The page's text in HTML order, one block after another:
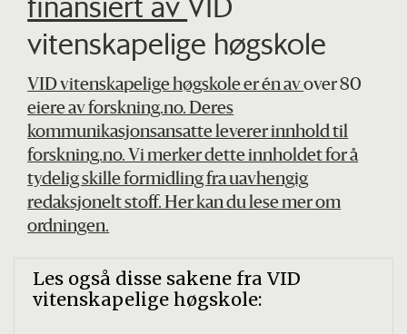
vitenskapelige høgskole
VID vitenskapelige høgskole er én avover 80
eiere av forskning.no. Deres
kommunikasjonsansatte leverer innhold til
forskning.no. Vi merker dette innholdet for å
tydelig skille formidling fra uavhengig
redaksjonelt stoff. Her kan du lese mer om
ordningen.
Les også disse sakene fra VID
vitenskapelige høgskole: